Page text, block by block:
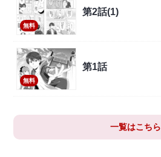
無料
第2話(1)
無料
第1話
一覧はこちら